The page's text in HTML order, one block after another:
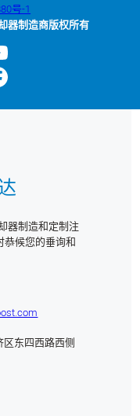
号-1
器制造商版权所有
器制造和定制注
恭候您的垂询和
东四西路西侧